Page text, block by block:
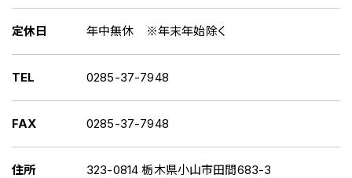
定休日 年中無休 ※年末年始除く
TEL 0285-37-7948
FAX 0285-37-7948
住所 323-0814 栃木県小山市田間683-3